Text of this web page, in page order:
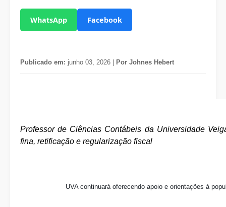
WhatsApp Facebook
Publicado em: junho 03, 2026 | Por Johnes Hebert
Professor de Ciências Contábeis da Universidade
fina, retificação e regularização fiscal
UVA continuará oferecendo apoio e orientações à